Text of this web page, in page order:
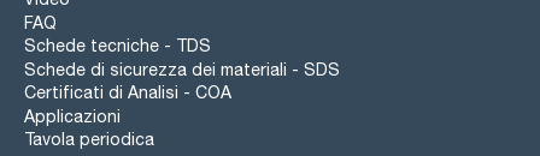
FAQ
Schede tecniche - TDS
Schede di sicurezza dei materiali - SDS
Certificati di Analisi - COA
Applicazioni
Tavola periodica